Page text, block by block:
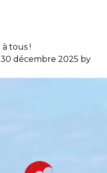
à tous !
30 décembre 2025 by